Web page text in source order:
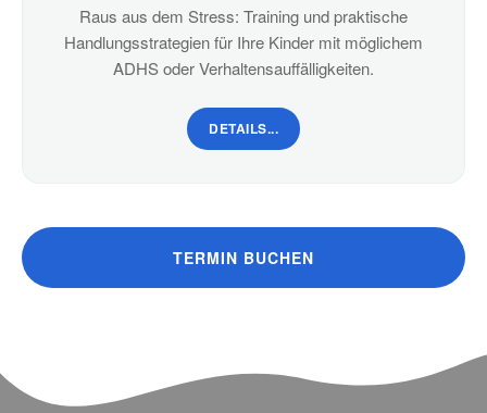
Raus aus dem Stress: Training und praktische
Handlungsstrategien für Ihre Kinder mit möglichem
ADHS oder Verhaltensauffälligkeiten.
DETAILS...
TERMIN BUCHEN